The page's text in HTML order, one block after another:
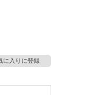
に入りに登録